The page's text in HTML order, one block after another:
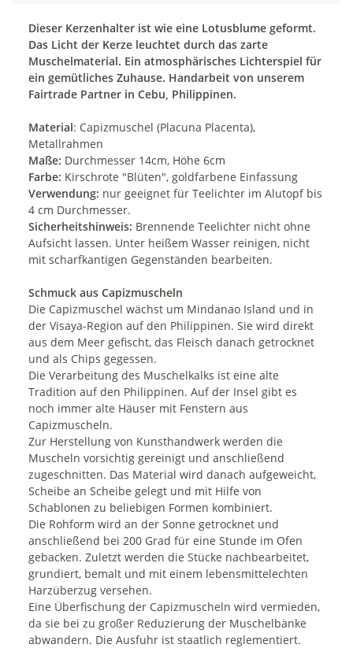
Dieser Kerzenhalter ist wie eine Lotusblume geformt.
Das Licht der Kerze leuchtet durch das zarte
Muschelmaterial. Ein atmosphärisches Lichterspiel für
ein gemütliches Zuhause. Handarbeit von unserem
Fairtrade Partner in Cebu, Philippinen.
Material: Capizmuschel (Placuna Placenta),
Metallrahmen
Maße: Durchmesser 14cm, Höhe 6cm
Farbe: Kirschrote "Blüten", goldfarbene Einfassung
Verwendung: nur geeignet für Teelichter im Alutopf bis
4 cm Durchmesser.
Sicherheitshinweis: Brennende Teelichter nicht ohne
Aufsicht lassen. Unter heißem Wasser reinigen, nicht
mit scharfkantigen Gegenständen bearbeiten.
Schmuck aus Capizmuscheln
Die Capizmuschel wächst um Mindanao Island und in
der Visaya-Region auf den Philippinen. Sie wird direkt
aus dem Meer gefischt, das Fleisch danach getrocknet
und als Chips gegessen.
Die Verarbeitung des Muschelkalks ist eine alte
Tradition auf den Philippinen. Auf der Insel gibt es
noch immer alte Häuser mit Fenstern aus
Capizmuscheln.
Zur Herstellung von Kunsthandwerk werden die
Muscheln vorsichtig gereinigt und anschließend
zugeschnitten. Das Material wird danach aufgeweicht,
Scheibe an Scheibe gelegt und mit Hilfe von
Schablonen zu beliebigen Formen kombiniert.
Die Rohform wird an der Sonne getrocknet und
anschließend bei 200 Grad für eine Stunde im Ofen
gebacken. Zuletzt werden die Stücke nachbearbeitet,
grundiert, bemalt und mit einem lebensmittelechten
Harzüberzug versehen.
Eine Überfischung der Capizmuscheln wird vermieden,
da sie bei zu großer Reduzierung der Muschelbänke
abwandern. Die Ausfuhr ist staatlich reglementiert.